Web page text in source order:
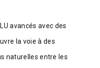
avancés avec des
la voie à des
naturelles entre les